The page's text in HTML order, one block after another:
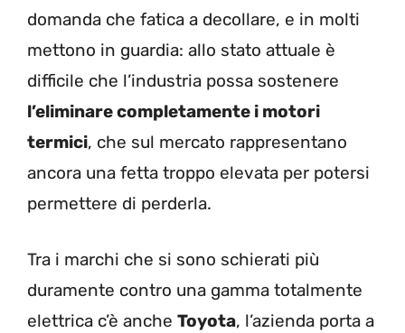
domanda che fatica a decollare, e in molti
mettono in guardia: allo stato attuale è
difficile che l’industria possa sostenere
l’eliminare completamente i motori
termici, che sul mercato rappresentano
ancora una fetta troppo elevata per potersi
permettere di perderla.
Tra i marchi che si sono schierati più
duramente contro una gamma totalmente
elettrica c’è anche Toyota, l’azienda porta a